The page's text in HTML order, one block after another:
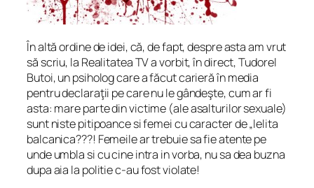
În altă ordine de idei, că, de fapt, despre asta am vrut
să scriu, la Realitatea TV a vorbit, în direct, Tudorel
Butoi, un psiholog care a făcut carieră în media
pentru declaraţii pe care nu le gândeşte, cum ar fi
asta: mare parte din victime (ale asalturilor sexuale)
sunt niste pitipoance si femei cu caracter de „lelita
balcanica???! Femeile ar trebuie sa fie atente pe
unde umbla si cu cine intra in vorba, nu sa dea buzna
dupa aia la politie c-au fost violate!